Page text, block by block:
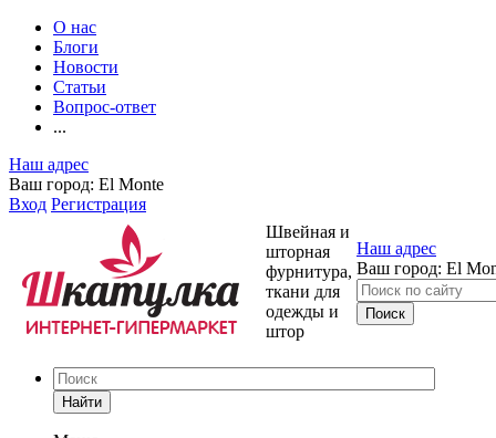
О нас
Блоги
Новости
Статьи
Вопрос-ответ
...
Наш адрес
Ваш город: El Monte
Вход Регистрация
Швейная и
шторная
фурнитура,
ткани для
одежды и
штор
Наш адрес
Ваш город: El
Найти